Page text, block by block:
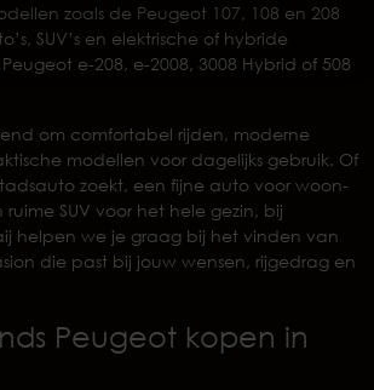
zoals de Peugeot 107, 108 en 208
SUV’s en elektrische of hybride
e-208, e-2008, 3008 Hybrid of 508
om comfortabel rijden, moderne
modellen voor dagelijks gebruik. Of
zoekt, een fijne auto voor woon-
SUV voor het hele gezin, bij
helpen we je graag bij het vinden van
die past bij jouw wensen, rijgedrag en
Peugeot kopen in